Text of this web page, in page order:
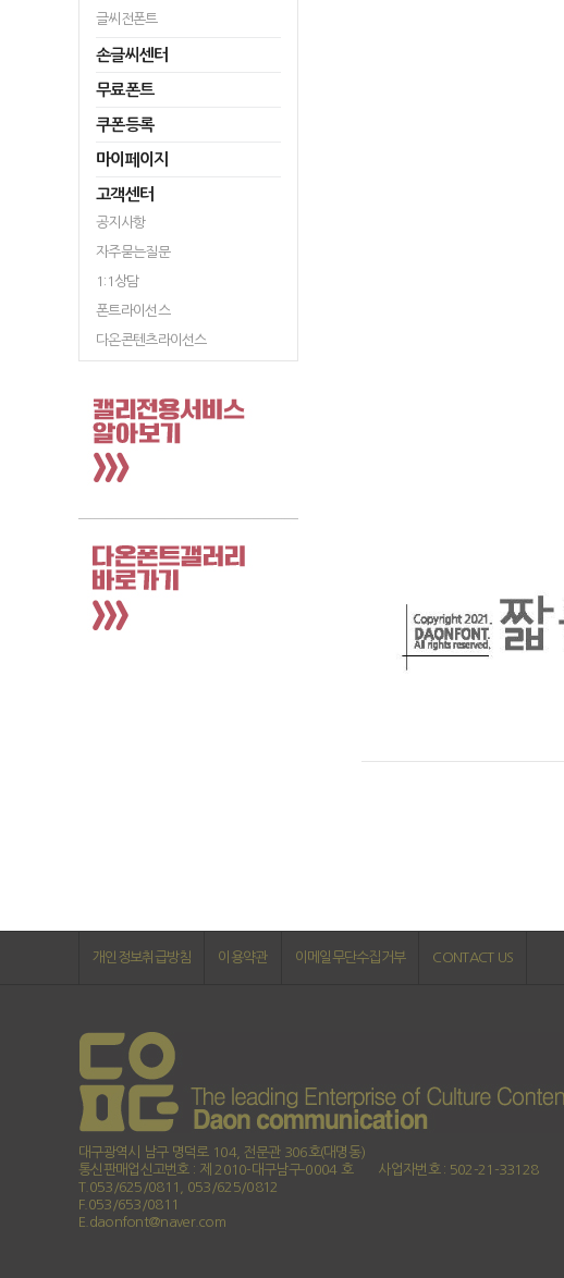
글씨전폰트
손글씨센터
무료폰트
쿠폰등록
마이페이지
고객센터
공지사항
자주묻는질문
1:1상담
폰트라이선스
다온콘텐츠라이선스
개인정보취급방침 이용약관 이메일무단수집거부 CONTACT US
대구광역시 남구 명덕로 104, 전문관 306호(대명동)
통신판매업신고번호 : 제 2010-대구남구-0004 호
사업자번호 : 502-21-33128
T.053/625/0811, 053/625/0812
F.053/653/0811
E.daonfont@naver.com